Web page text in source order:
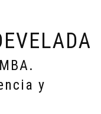
y